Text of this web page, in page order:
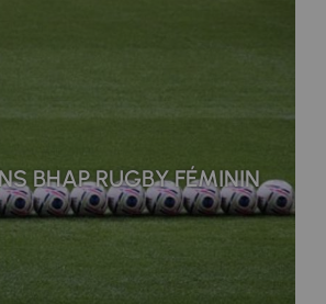
BHAP RUGBY FÉMININ